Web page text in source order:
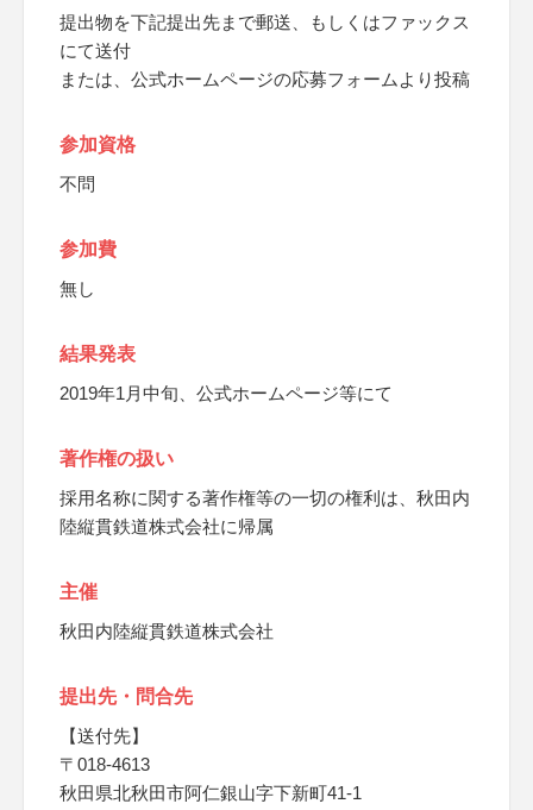
提出物を下記提出先まで郵送、もしくはファックス
にて送付
または、公式ホームページの応募フォームより投稿
参加資格
不問
参加費
無し
結果発表
2019年1月中旬、公式ホームページ等にて
著作権の扱い
採用名称に関する著作権等の一切の権利は、秋田内
陸縦貫鉄道株式会社に帰属
主催
秋田内陸縦貫鉄道株式会社
提出先・問合先
【送付先】
〒018-4613
秋田県北秋田市阿仁銀山字下新町41-1